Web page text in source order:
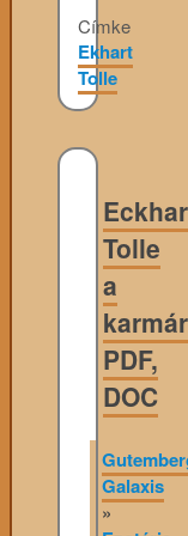
Címke
Ekhart
Tolle
Tolle
a
PDF,
DOC
Galaxis
»